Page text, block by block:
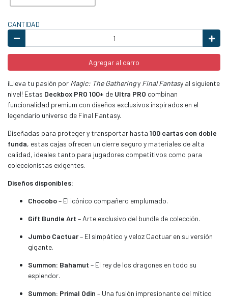
CANTIDAD
Agregar al carro
¡Lleva tu pasión por Magic: The Gatheringy Final Fantasy al siguiente
nivel! Estas Deckbox PRO 100+ de Ultra PRO combinan
funcionalidad premium con diseños exclusivos inspirados en el
legendario universo de Final Fantasy.
Diseñadas para proteger y transportar hasta 100 cartas con doble
funda, estas cajas ofrecen un cierre seguro y materiales de alta
calidad, ideales tanto para jugadores competitivos como para
coleccionistas exigentes.
Diseños disponibles:
Chocobo– El icónico compañero emplumado.
Gift Bundle Art – Arte exclusivo del bundle de colección.
Jumbo Cactuar– El simpático y veloz Cactuar en su versión
gigante.
Summon: Bahamut – El rey de los dragones en todo su
esplendor.
Summon: Primal Odin – Una fusión impresionante del mítico